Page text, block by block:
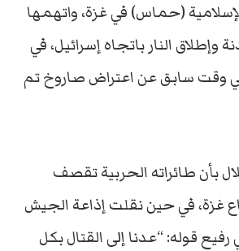
(حماس) في غزة، واتهمها
النار باتجاه إسرائيل، في
في وقت سابق عن اعتراض صاروخ تم
بأن طائراته الحربية تقصف
غزة، في حين نقلت إذاعة الجيش
قوله: “عدنا إلى القتال بكل